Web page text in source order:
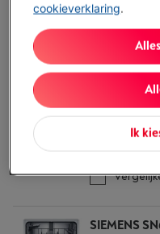
Ecocheques
Beperkt
€ 999,00
SIEMENS
cookieverklaring.
Ik